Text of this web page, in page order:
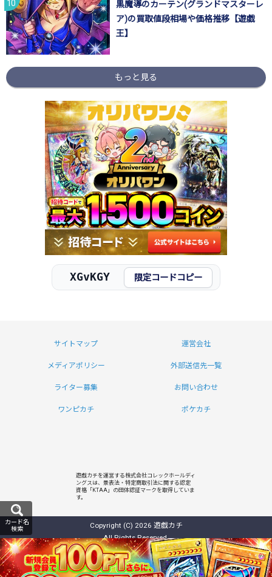
黒魔導のカーテン(グランドマスターレ
ア)の買取値段相場や価格推移【遊戯
王】
もっと見る
XGvKGY 限定コードコピー
運営会社
サイトマップ
外部送信先一覧
メディアポリシー
お問い合わせ
ライター募集
ポケカチ
ワンピカチ
遊戯カチを運営する株式会社コレックホールディ
ングスは、景表法・特定商取引法に関する認定
資格「KTAA」の団体認証マークを取得していま
す。
Copyright (C) 2026 遊戯カチ
All Rights Reserved.
カード名
検索